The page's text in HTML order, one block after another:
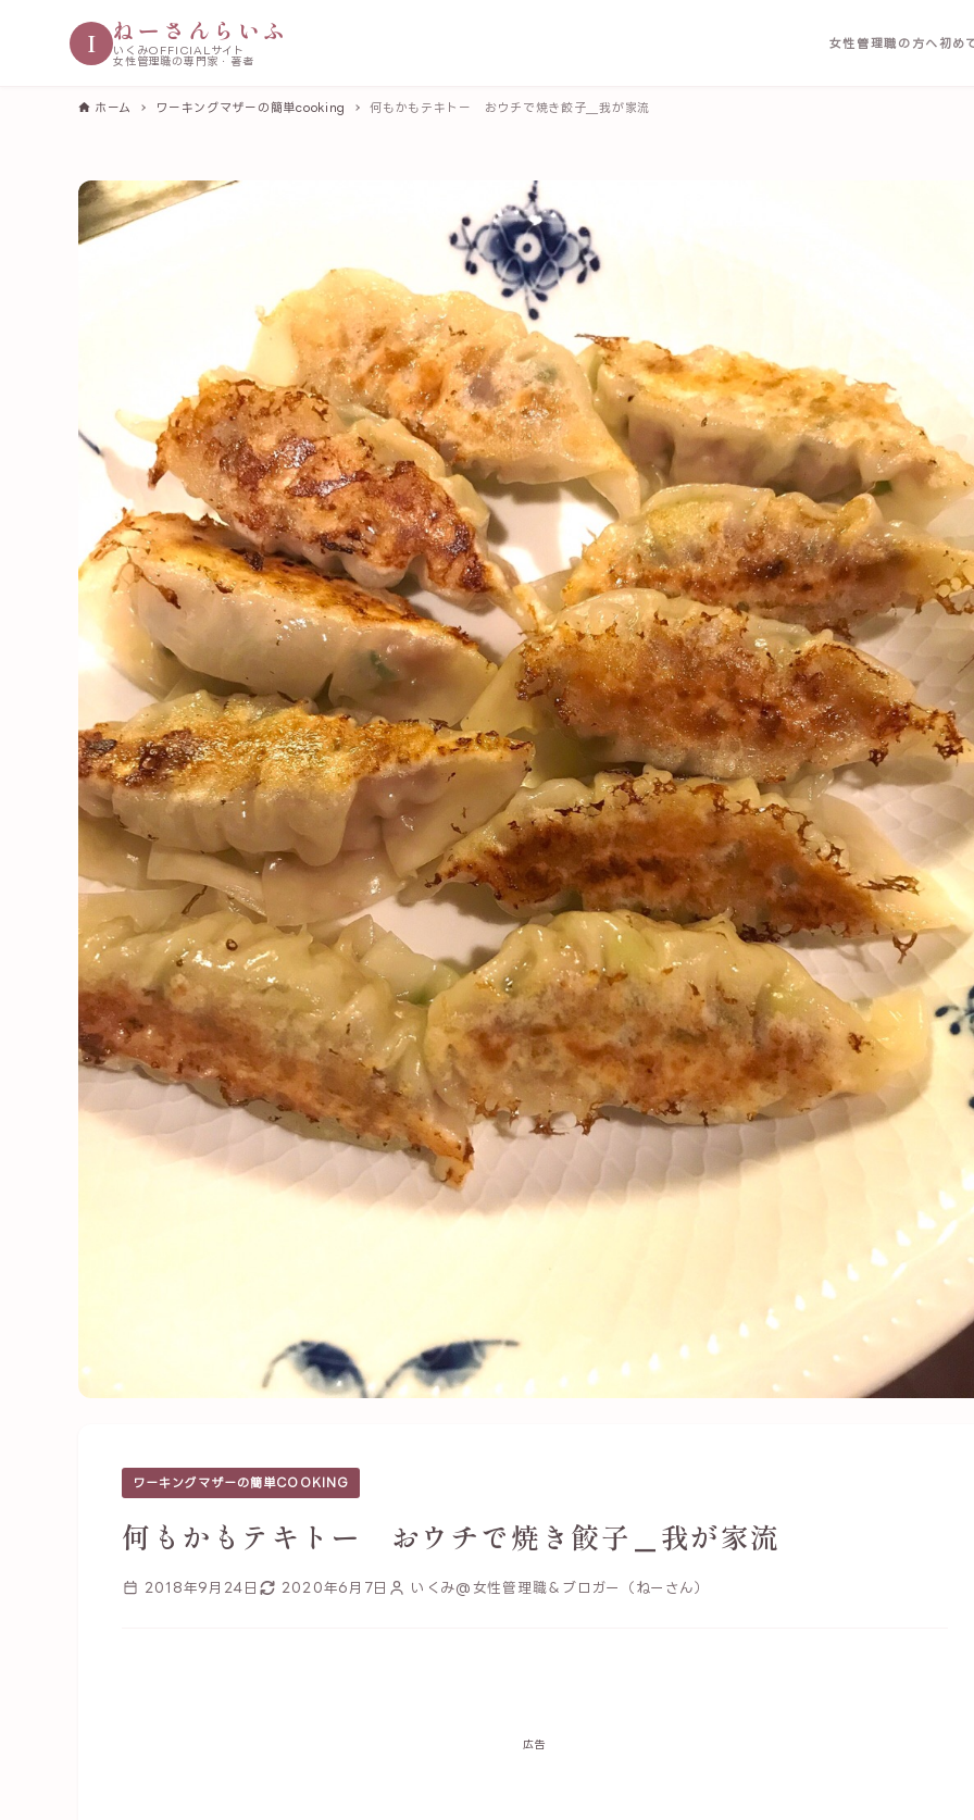
I ねーさんらいふ
いくみOFFICIALサイト
女性管理職の専門家・著者
女性管理職の方へ初め
ホーム ワーキングマザーの簡単cooking 何もかもテキトー おウチで焼き餃子＿我が家流
ワーキングマザーの簡単COOKING
何もかもテキトー おウチで焼き餃子＿我が家流
2018年9月24日 2020年6月7日 いくみ@女性管理職＆ブロガー（ねーさん）
広告